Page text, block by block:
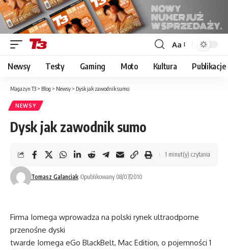
Font
Resizer
Aa
Newsy Testy Gaming Moto Kultura Publikacje
Magazyn T3 > Blog > Newsy > Dysk jak zawodnik sumo
NEWSY
Dysk jak zawodnik sumo
Tomasz Galanciak Opublikowany 08/07/2010
1 minut(y) czytania
Firma Iomega wprowadza na polski rynek ultraodporne
przenośne dyski
twarde Iomega eGo BlackBelt, Mac Edition, o pojemności 1